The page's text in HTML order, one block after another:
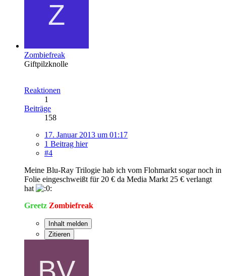
Zombiefreak
Giftpilzknolle
Reaktionen
1
Beiträge
158
17. Januar 2013 um 01:17
1 Beitrag hier
#4
Meine Blu-Ray Trilogie hab ich vom Flohmarkt sogar noch in
Folie eingeschweißt für 20 € da Media Markt 25 € verlangt
hat
Greetz Zombiefreak
Inhalt melden
Zitieren